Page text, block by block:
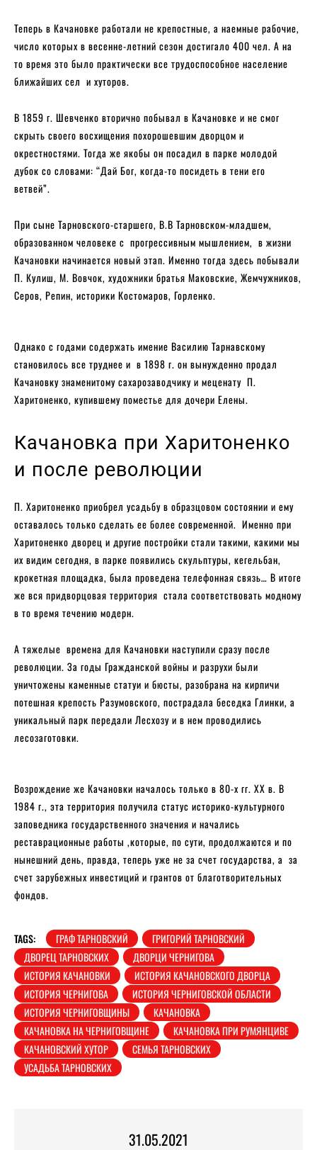
Теперь в Качановке работали не крепостные, а наемные рабочие,
число которых в весенне-летний сезон достигало 400 чел. А на
то время это было практически все трудоспособное население
ближайших сел и хуторов.
В 1859 г. Шевченко вторично побывал в Качановке и не смог
скрыть своего восхищения похорошевшим дворцом и
окрестностями. Тогда же якобы он посадил в парке молодой
дубок со словами: “Дай Бог, когда-то посидеть в тени его
ветвей”.
При сыне Тарновского-старшего, В.В Тарновском-младшем,
образованном человеке с прогрессивным мышлением, в жизни
Качановки начинается новый этап. Именно тогда здесь побывали
П. Кулиш, М. Вовчок, художники братья Маковские, Жемчужников,
Серов, Репин, историки Костомаров, Горленко.
Однако с годами содержать имение Василию Тарнавскому
становилось все труднее и в 1898 г. он вынужденно продал
Качановку знаменитому сахарозаводчику и меценату П.
Харитоненко, купившему поместье для дочери Елены.
Качановка при Харитоненко
и после революции
П. Харитоненко приобрел усадьбу в образцовом состоянии и ему
оставалось только сделать ее более современной. Именно при
Харитоненко дворец и другие постройки стали такими, какими мы
их видим сегодня, в парке появились скульптуры, кегельбан,
крокетная площадка, была проведена телефонная связь… В итоге
же вся придворцовая территория стала соответствовать модному
в то время течению модерн.
А тяжелые времена для Качановки наступили сразу после
революции. За годы Гражданской войны и разрухи были
уничтожены каменные статуи и бюсты, разобрана на кирпичи
потешная крепость Разумовского, пострадала беседка Глинки, а
уникальный парк передали Лесхозу и в нем проводились
лесозаготовки.
Возрождение же Качановки началось только в 80-х гг. XX в. В
1984 г., эта территория получила статус историко-культурного
заповедника государственного значения и начались
реставрационные работы ,которые, по сути, продолжаются и по
нынешний день, правда, теперь уже не за счет государства, а за
счет зарубежных инвестиций и грантов от благотворительных
фондов.
TAGS: ГРАФ ТАРНОВСКИЙ
ГРИГОРИЙ ТАРНОВСКИЙ
ДВОРЕЦ ТАРНОВСКИХ
ДВОРЦИ ЧЕРНИГОВА
ИСТОРИЯ КАЧАНОВКИ
ИСТОРИЯ КАЧАНОВСКОГО ДВОРЦА
ИСТОРИЯ ЧЕРНИГОВА
ИСТОРИЯ ЧЕРНИГОВСКОЙ ОБЛАСТИ
ИСТОРИЯ ЧЕРНИГОВЩИНЫ
КАЧАНОВКА
КАЧАНОВКА НА ЧЕРНИГОВЩИНЕ
КАЧАНОВКА ПРИ РУМЯНЦИВЕ
КАЧАНОВСКИЙ ХУТОР
СЕМЬЯ ТАРНОВСКИХ
УСАДЬБА ТАРНОВСКИХ
31.05.2021